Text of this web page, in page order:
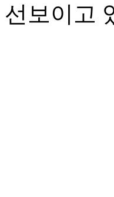
선보이고